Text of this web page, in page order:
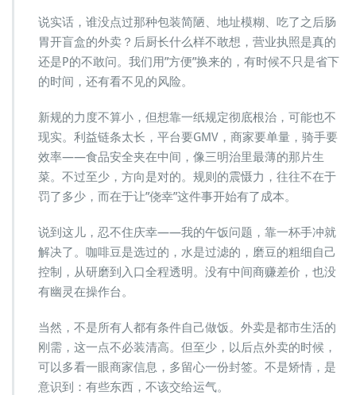
说实话，谁没点过那种包装简陋、地址模糊、吃了之后肠
胃开盲盒的外卖？后厨长什么样不敢想，营业执照是真的
还是P的不敢问。我们用”方便”换来的，有时候不只是省下
的时间，还有看不见的风险。
新规的力度不算小，但想靠一纸规定彻底根治，可能也不
现实。利益链条太长，平台要GMV，商家要单量，骑手要
效率——食品安全夹在中间，像三明治里最薄的那片生
菜。不过至少，方向是对的。规则的震慑力，往往不在于
罚了多少，而在于让”侥幸”这件事开始有了成本。
说到这儿，忍不住庆幸——我的午饭问题，靠一杯手冲就
解决了。咖啡豆是选过的，水是过滤的，磨豆的粗细自己
控制，从研磨到入口全程透明。没有中间商赚差价，也没
有幽灵在操作台。
当然，不是所有人都有条件自己做饭。外卖是都市生活的
刚需，这一点不必装清高。但至少，以后点外卖的时候，
可以多看一眼商家信息，多留心一份封签。不是矫情，是
意识到：有些东西，不该交给运气。